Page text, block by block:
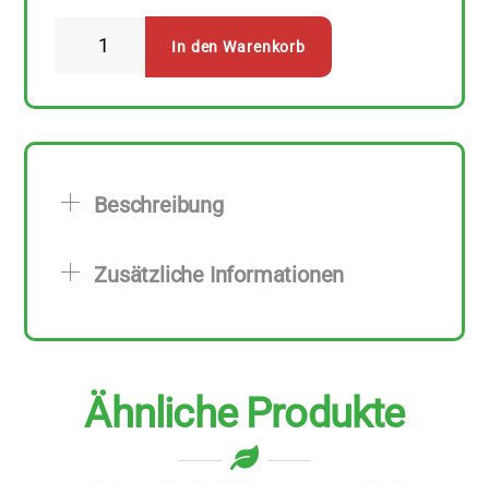
zu
Menge
In den Warenkorb
Beschreibung
Zusätzliche Informationen
Ähnliche Produkte